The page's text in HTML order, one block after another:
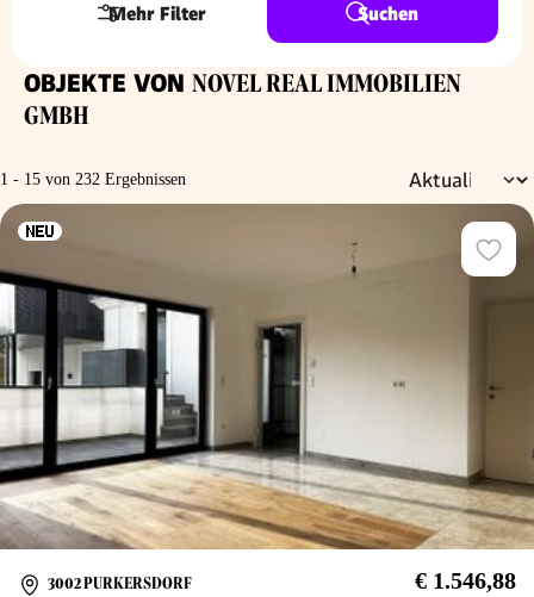
Mehr Filter Suchen
OBJEKTE VON NOVEL REAL IMMOBILIEN
GMBH
1 - 15 von 232 Ergebnissen
3002 PURKERSDORF € 1.546,88